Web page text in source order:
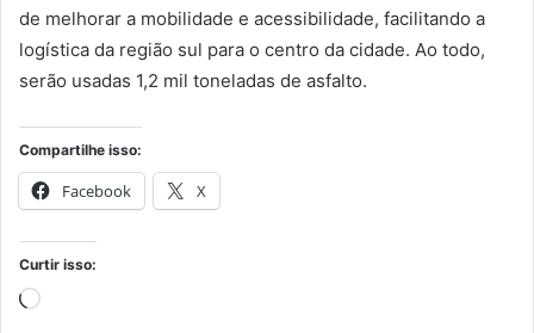
de melhorar a mobilidade e acessibilidade, facilitando a
logística da região sul para o centro da cidade. Ao todo,
serão usadas 1,2 mil toneladas de asfalto.
Compartilhe isso:
Facebook X
Curtir isso:
Carregando...